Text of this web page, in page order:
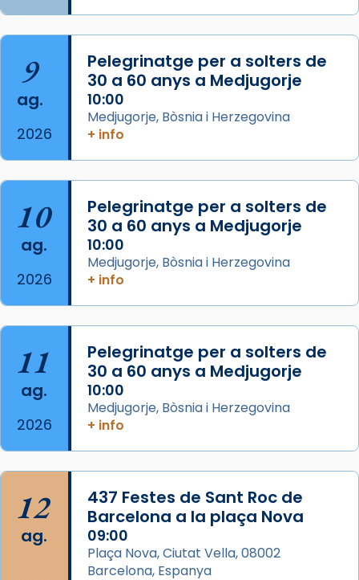
1 week ago
missa d’acció de gràcies en agraïment al
comitè organitzador de la visita apostòlica
del Sant Pare Lleó XIV a Barcelona, i als
col·laboradors, a la Catedral de Barcelona.
Mons. David Abadías.
📸 Dr. G. Simón
Photo
2 weeks ago
Memòria de les santes Juliana i
Semproniana, verges i màrtirs.
Acompanyant la història de sant Cugat, a
partir de l’Edat Mitjana sorgeix la tradició
que les santes Juliana (“relatiu a Júlia”) i
Semproniana (“relatiu a Semprònia =
eterna”) són deixebles seves. I l’any 1667, el
frare Joan Gaspar Roig, afirma en una obra
que les santes són filles de l’antiga Iluro.
Mataró en reivindicarà les relíquies fins que
9
ag.
2026
Pelegrinatge per a solters de
30 a 60 anys a Medjugorje
10:00
Medjugorje, Bòsnia i Herzegovina
+ info
10
ag.
2026
Pelegrinatge per a solters de
30 a 60 anys a Medjugorje
10:00
Medjugorje, Bòsnia i Herzegovina
+ info
11
ag.
2026
Pelegrinatge per a solters de
30 a 60 anys a Medjugorje
10:00
Medjugorje, Bòsnia i Herzegovina
+ info
12
ag.
437 Festes de Sant Roc de
Barcelona a la plaça Nova
09:00
Plaça Nova, Ciutat Vella, 08002
Barcelona, Espanya